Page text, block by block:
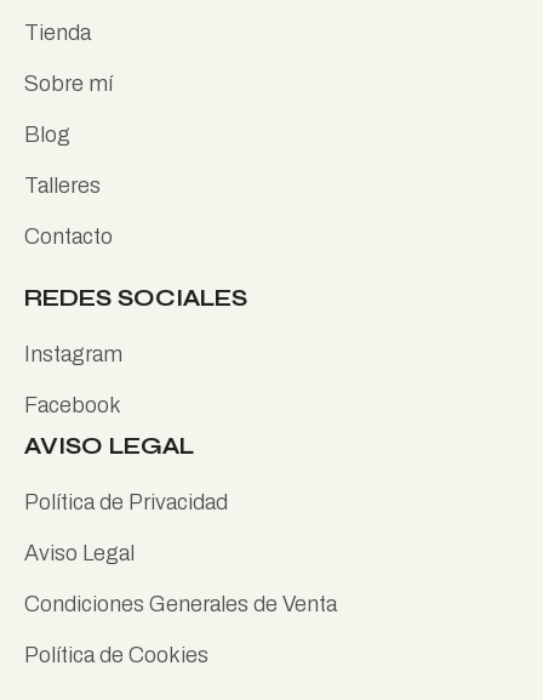
Tienda
Sobre mí
Blog
Talleres
Contacto
REDES SOCIALES
Instagram
Facebook
AVISO LEGAL
Política de Privacidad
Aviso Legal
Condiciones Generales de Venta
Política de Cookies